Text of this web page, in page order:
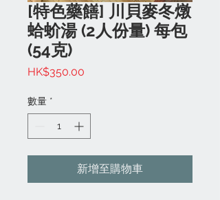
[特色藥饍] 川貝麥冬燉
蛤蚧湯 (2人份量) 每包
(54克)
HK$350.00
數量 *
新增至購物車